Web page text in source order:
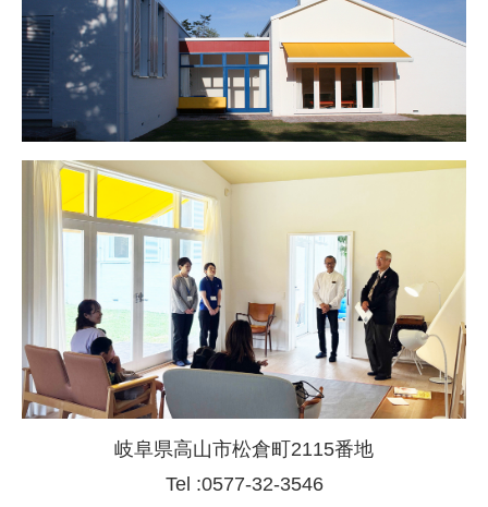
岐阜県高山市松倉町2115番地
Tel :0577-32-3546